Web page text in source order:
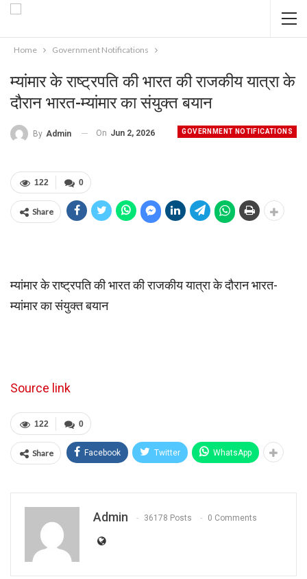
Home Government Notifications
म्यांमार के राष्ट्रपति की भारत की राजकीय यात्रा के
दौरान भारत-म्यांमार का संयुक्त बयान
GOVERNMENT NOTIFICATIONS
By Admin On Jun 2, 2026
0
122
Share
म्यांमार के राष्ट्रपति की भारत की राजकीय यात्रा के दौरान भारत-
म्यांमार का संयुक्त बयान
Source link
0
122
Share Facebook Twitter WhatsApp
Admin 36178 Posts 0 Comments